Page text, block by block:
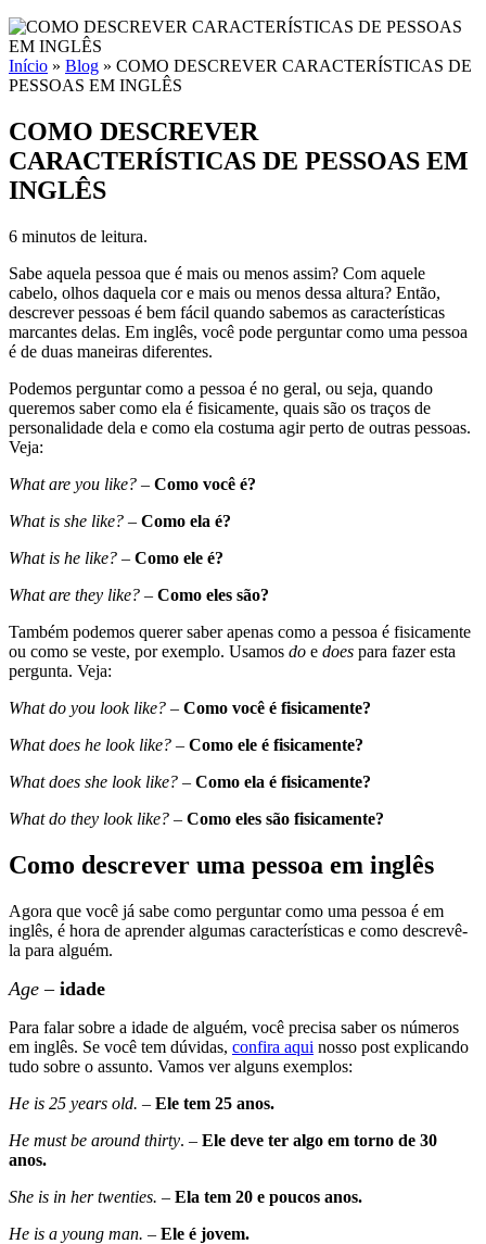
Início » Blog » COMO DESCREVER CARACTERÍSTICAS DE
PESSOAS EM INGLÊS
COMO DESCREVER
CARACTERÍSTICAS DE PESSOAS EM
INGLÊS
6 minutos de leitura.
Sabe aquela pessoa que é mais ou menos assim? Com aquele
cabelo, olhos daquela cor e mais ou menos dessa altura? Então,
descrever pessoas é bem fácil quando sabemos as características
marcantes delas. Em inglês, você pode perguntar como uma pessoa
é de duas maneiras diferentes.
Podemos perguntar como a pessoa é no geral, ou seja, quando
queremos saber como ela é fisicamente, quais são os traços de
personalidade dela e como ela costuma agir perto de outras pessoas.
Veja:
What are you like? – Como você é?
What is she like? – Como ela é?
What is he like? – Como ele é?
What are they like? – Como eles são?
Também podemos querer saber apenas como a pessoa é fisicamente
ou como se veste, por exemplo. Usamos do e does para fazer esta
pergunta. Veja:
What do you look like? – Como você é fisicamente?
What does he look like? – Como ele é fisicamente?
What does she look like? – Como ela é fisicamente?
What do they look like? – Como eles são fisicamente?
Como descrever uma pessoa em inglês
Agora que você já sabe como perguntar como uma pessoa é em
inglês, é hora de aprender algumas características e como descrevê-
la para alguém.
Age – idade
Para falar sobre a idade de alguém, você precisa saber os números
em inglês. Se você tem dúvidas, confira aqui nosso post explicando
tudo sobre o assunto. Vamos ver alguns exemplos:
He is 25 years old. – Ele tem 25 anos.
He must be around thirty. – Ele deve ter algo em torno de 30
anos.
She is in her twenties. – Ela tem 20 e poucos anos.
He is a young man. – Ele é jovem.